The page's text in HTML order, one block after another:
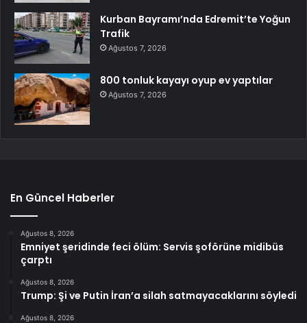
Kurban Bayramı’nda Edremit’te Yoğun
Trafik
Ağustos 7, 2026
800 tonluk kayayı oyup ev yaptılar
Ağustos 7, 2026
En Güncel Haberler
Ağustos 8, 2026
Emniyet şeridinde feci ölüm: Servis şoförüne midibüs
çarptı
Ağustos 8, 2026
Trump: Şi ve Putin İran’a silah satmayacaklarını söyledi
Ağustos 8, 2026